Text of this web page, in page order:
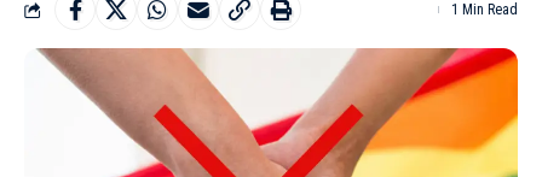
1 Min Read